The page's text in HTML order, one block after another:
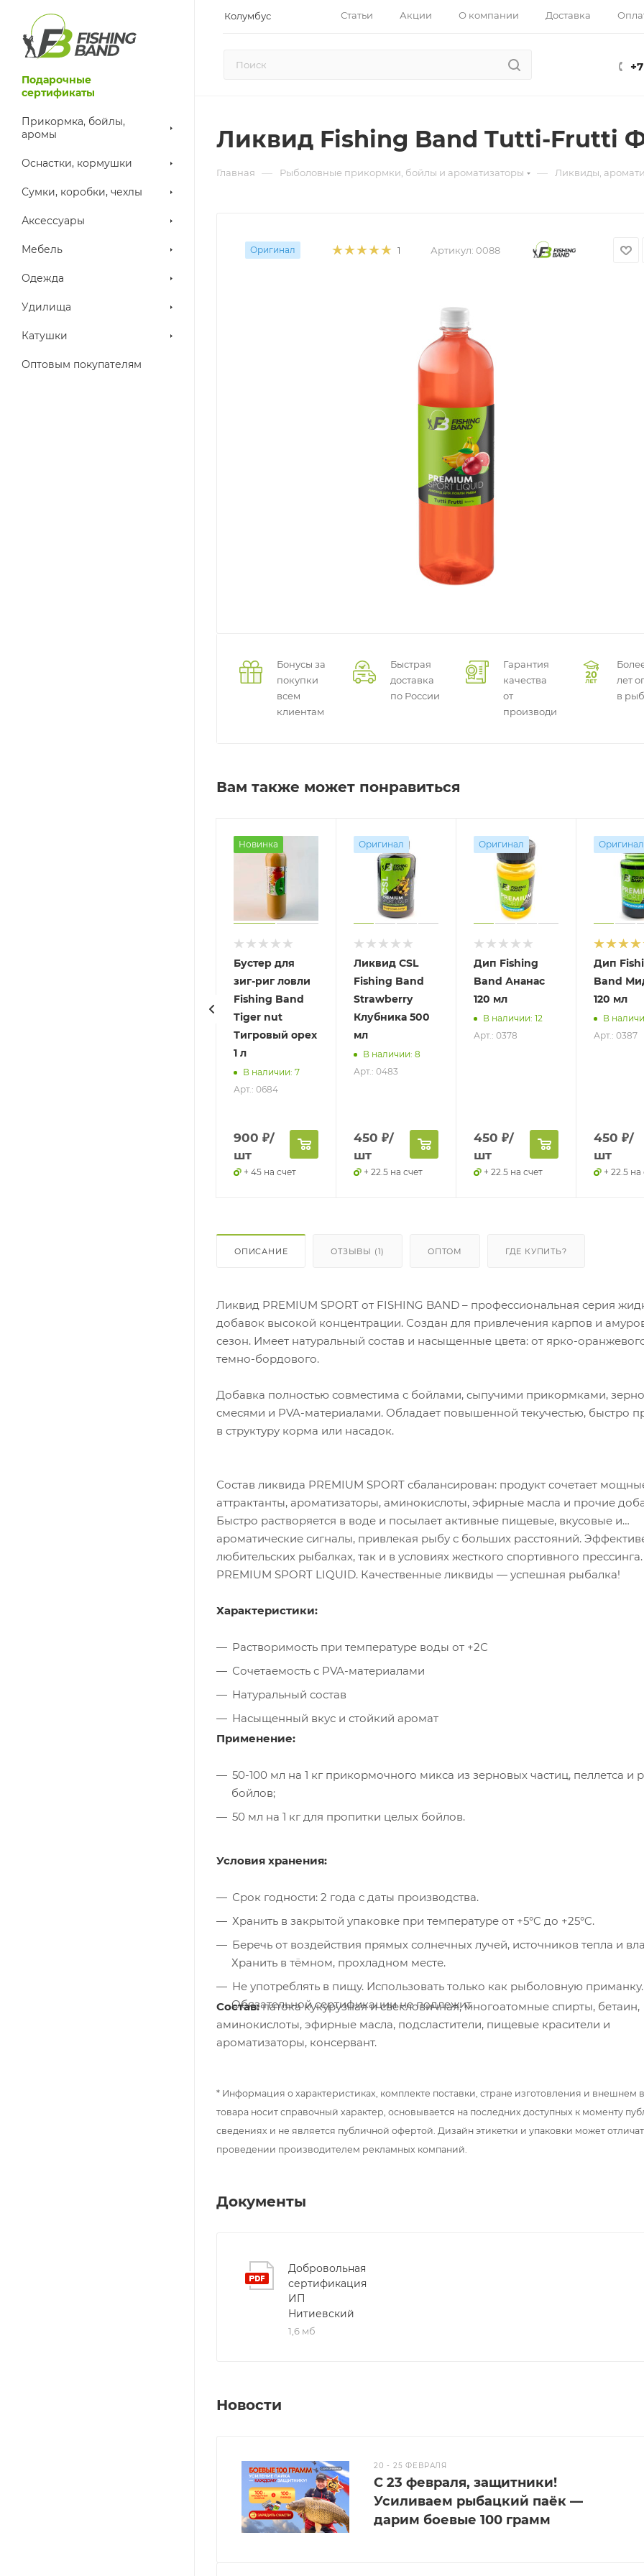
Колумбус Статьи Акции О компании Доставка
Подарочные
сертификаты
Прикормка, бойлы,
аромы
Оснастки, кормушки
Сумки, коробки, чехлы
Аксессуары
Мебель
Одежда
Удилища
Катушки
Оптовым покупателям
Ликвид Fishing Band Tutti-Frutti
Главная — Рыболовные прикормки, бойлы и ароматизаторы — Ликвиды,
Оригинал 1 Артикул: 0088
Бонусы за
покупки
всем
клиентам
Быстрая
доставка
по России
Гарантия
качества
от
производителей
лет
в
Вам также может понравиться
Новинка
Бустер для
зиг-риг ловли
Fishing Band
Tiger nut
Тигровый орех
1 л
В наличии: 7
Арт.: 0684
900 ₽/
шт
+ 45 на счет
Оригинал
Ликвид CSL
Fishing Band
Strawberry
Клубника 500
мл
В наличии: 8
Арт.: 0483
450 ₽/
шт
+ 22.5 на счет
Оригинал
Дип Fishing
Band Ананас
120 мл
В наличии: 12
Арт.: 0378
450 ₽/
шт
+ 22.5 на счет
Оригинал
Дип
Band
120 мл
В
Арт.: 0387
450 ₽/
шт
+ 22.5 на
ОПИСАНИЕ ОТЗЫВЫ (1) ОПТОМ ГДЕ КУПИТЬ?
Ликвид PREMIUM SPORT от FISHING BAND – профессиональная серия
добавок высокой концентрации. Создан для привлечения карпов и
сезон. Имеет натуральный состав и насыщенные цвета: от ярко-
темно-бордового.
Добавка полностью совместима с бойлами, сыпучими прикормками,
смесями и PVA-материалами. Обладает повышенной текучестью, быстро
в структуру корма или насадок.
Состав ликвида PREMIUM SPORT сбалансирован: продукт сочетает
аттрактанты, ароматизаторы, аминокислоты, эфирные масла и прочие
Быстро растворяется в воде и посылает активные пищевые, вкусовые и
ароматические сигналы, привлекая рыбу с больших расстояний.
любительских рыбалках, так и в условиях жесткого спортивного прессинга.
PREMIUM SPORT LIQUID. Качественные ликвиды — успешная рыбалка!
Характеристики:
Растворимость при температуре воды от +2С
Сочетаемость с PVA-материалами
Натуральный состав
Насыщенный вкус и стойкий аромат
Применение:
50-100 мл на 1 кг прикормочного микса из зерновых частиц, пеллетса и
бойлов;
50 мл на 1 кг для пропитки целых бойлов.
Условия хранения:
Срок годности: 2 года с даты производства.
Хранить в закрытой упаковке при температуре от +5°C до +25°C.
Беречь от воздействия прямых солнечных лучей, источников тепла и
Хранить в тёмном, прохладном месте.
Не употреблять в пищу. Использовать только как рыболовную приманку.
Обязательной сертификации не подлежит.
Состав:патока кукурузная и свекловичная, многоатомные спирты, бетаин,
аминокислоты, эфирные масла, подсластители, пищевые красители и
ароматизаторы, консервант.
* Информация о характеристиках, комплекте поставки, стране изготовления и внешнем
товара носит справочный характер, основывается на последних доступных к моменту
сведениях и не является публичной офертой. Дизайн этикетки и упаковки может
проведении производителем рекламных компаний.
Документы
Добровольная
сертификация
ИП
Нитиевский
1,6 мб
Новости
20 - 25 ФЕВРАЛЯ
С 23 февраля, защитники!
Усиливаем рыбацкий паёк —
дарим боевые 100 грамм